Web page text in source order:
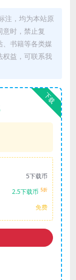
注，均为本站原
时，禁止复
、书籍等各类媒
权益，可联系我
下载
5下载币
2.5下载币 5折
免费